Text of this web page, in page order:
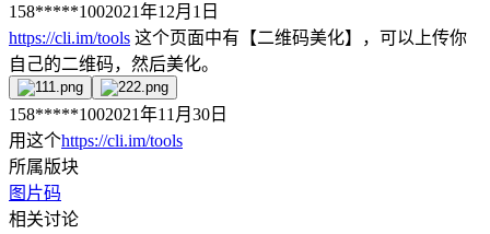
158*****1002021年12月1日
https://cli.im/tools 这个页面中有【二维码美化】，可以上传你
自己的二维码，然后美化。
158*****1002021年11月30日
用这个https://cli.im/tools
所属版块
图片码
相关讨论